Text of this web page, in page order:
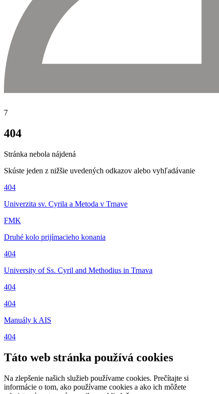
7
404
Stránka nebola nájdená
Skúste jeden z nižšie uvedených odkazov alebo vyhľadávanie
404
Univerzita sv. Cyrila a Metoda v Trnave
FMK
Druhé kolo prijímacieho konania
404
University of Ss. Cyril and Methodius in Trnava
404
404
Manuály k AIS
404
Táto web stránka používá cookies
Na zlepšenie našich služieb používame cookies. Prečítajte si
informácie o tom, ako používame cookies a ako ich môžete